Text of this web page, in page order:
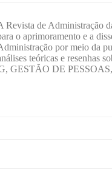
Revista de Administração
o aprimoramento e a
por meio da
teóricas e resenhas
GESTÃO DE